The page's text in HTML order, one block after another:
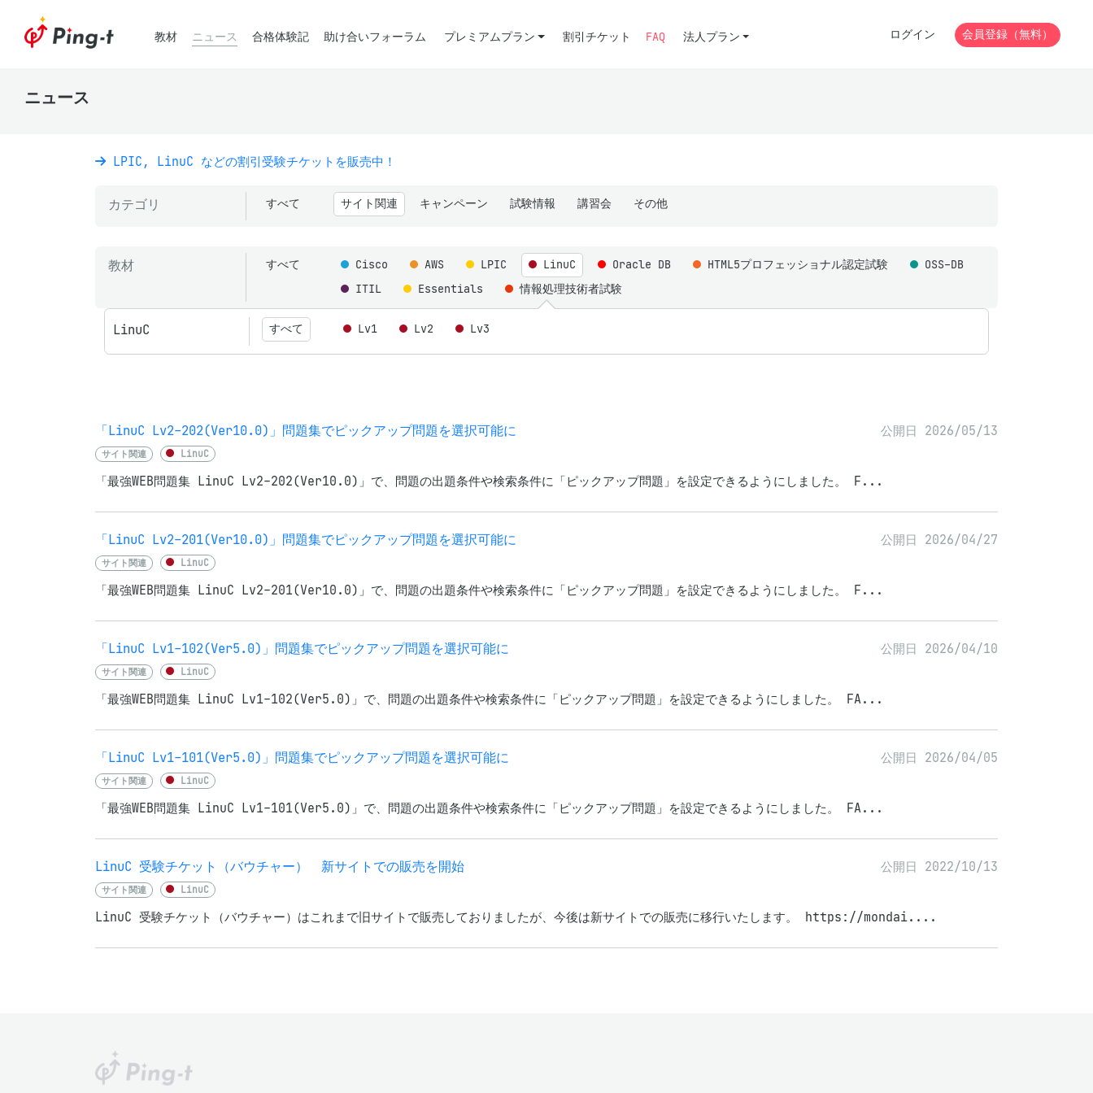
教材 ニュース 合格体験記 助け合いフォーラム プレミアムプラン 割引チケット FAQ 法人プラン ログイン 会員登録（無料）
ニュース
LPIC, LinuC などの割引受験チケットを販売中！
カテゴリ すべて サイト関連 キャンペーン 試験情報 講習会 その他
教材 すべて Cisco AWS LPIC LinuC Oracle DB HTML5プロフェッショナル認定試験
OSS-DB
ITIL
Essentials 情報処理技術者試験
LinuC すべて Lv1 Lv2 Lv3
「LinuC Lv2-202(Ver10.0)」問題集でピックアップ問題を選択可能に 公開日 2026/05/13
サイト関連 LinuC
「最強WEB問題集 LinuC Lv2-202(Ver10.0)」で、問題の出題条件や検索条件に「ピックアップ問題」を設定できるようにしました。 F...
「LinuC Lv2-201(Ver10.0)」問題集でピックアップ問題を選択可能に 公開日 2026/04/27
サイト関連 LinuC
「最強WEB問題集 LinuC Lv2-201(Ver10.0)」で、問題の出題条件や検索条件に「ピックアップ問題」を設定できるようにしました。 F...
「LinuC Lv1-102(Ver5.0)」問題集でピックアップ問題を選択可能に 公開日 2026/04/10
サイト関連 LinuC
「最強WEB問題集 LinuC Lv1-102(Ver5.0)」で、問題の出題条件や検索条件に「ピックアップ問題」を設定できるようにしました。 FA...
「LinuC Lv1-101(Ver5.0)」問題集でピックアップ問題を選択可能に 公開日 2026/04/05
サイト関連 LinuC
「最強WEB問題集 LinuC Lv1-101(Ver5.0)」で、問題の出題条件や検索条件に「ピックアップ問題」を設定できるようにしました。 FA...
LinuC 受験チケット（バウチャー） 新サイトでの販売を開始 公開日 2022/10/13
サイト関連 LinuC
LinuC 受験チケット（バウチャー）はこれまで旧サイトで販売しておりましたが、今後は新サイトでの販売に移行いたします。 https://mondai....